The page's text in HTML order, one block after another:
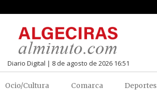
Diario Digital | 8 de agosto de 2026 16:51
Ocio/Cultura Comarca Deportes